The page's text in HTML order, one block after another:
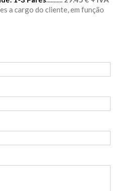
a cargo do cliente, em função